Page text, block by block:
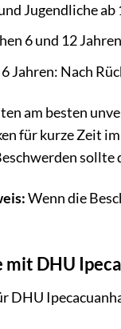
Jugendliche ab
6 und 12
Jahren: Nach
am besten
für kurze Zeit
Wenn die
DHU
DHU